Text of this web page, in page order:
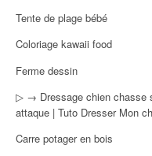
Tente de plage bébé
Coloriage kawaii food
Ferme dessin
▷ → Dressage chien chasse
attaque | Tuto Dresser Mon
Carre potager en bois